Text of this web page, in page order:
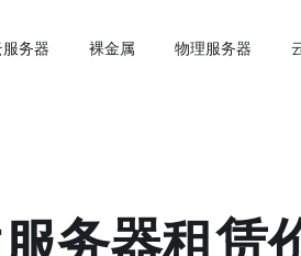
服务器 裸金属 物理服务器
务器租